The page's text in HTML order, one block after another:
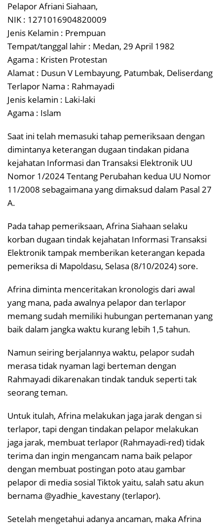
Pelapor Afriani Siahaan,
NIK : 1271016904820009
Jenis Kelamin : Prempuan
Tempat/tanggal lahir : Medan, 29 April 1982
Agama : Kristen Protestan
Alamat : Dusun V Lembayung, Patumbak, Deliserdang
Terlapor Nama : Rahmayadi
Jenis kelamin : Laki-laki
Agama : Islam
Saat ini telah memasuki tahap pemeriksaan dengan
dimintanya keterangan dugaan tindakan pidana
kejahatan Informasi dan Transaksi Elektronik UU
Nomor 1/2024 Tentang Perubahan kedua UU Nomor
11/2008 sebagaimana yang dimaksud dalam Pasal 27
A.
Pada tahap pemeriksaan, Afrina Siahaan selaku
korban dugaan tindak kejahatan Informasi Transaksi
Elektronik tampak memberikan keterangan kepada
pemeriksa di Mapoldasu, Selasa (8/10/2024) sore.
Afrina diminta menceritakan kronologis dari awal
yang mana, pada awalnya pelapor dan terlapor
memang sudah memiliki hubungan pertemanan yang
baik dalam jangka waktu kurang lebih 1,5 tahun.
Namun seiring berjalannya waktu, pelapor sudah
merasa tidak nyaman lagi berteman dengan
Rahmayadi dikarenakan tindak tanduk seperti tak
seorang teman.
Untuk itulah, Afrina melakukan jaga jarak dengan si
terlapor, tapi dengan tindakan pelapor melakukan
jaga jarak, membuat terlapor (Rahmayadi-red) tidak
terima dan ingin mengancam nama baik pelapor
dengan membuat postingan poto atau gambar
pelapor di media sosial Tiktok yaitu, salah satu akun
bernama @yadhie_kavestany (terlapor).
Setelah mengetahui adanya ancaman, maka Afrina